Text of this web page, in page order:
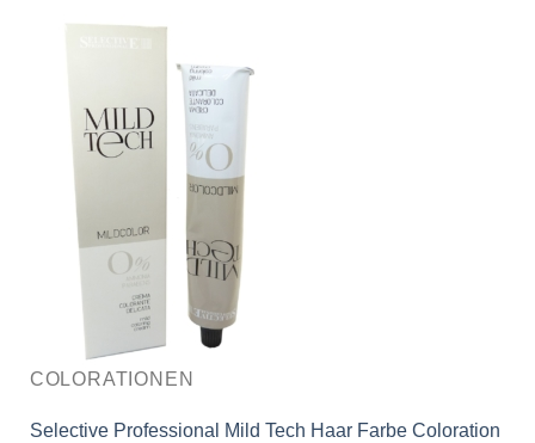
COLORATIONEN
Selective Professional Mild Tech Haar Farbe Coloration